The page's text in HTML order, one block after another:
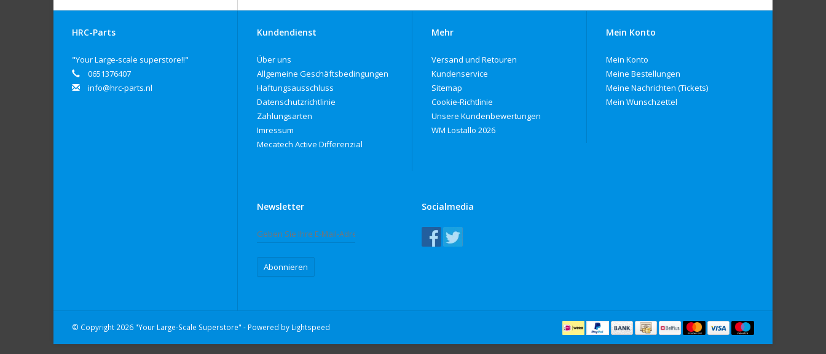
HRC-Parts
"Your Large-scale superstore!!"
0651376407
info@hrc-parts.nl
Kundendienst
Über uns
Allgemeine Geschäftsbedingungen
Haftungsausschluss
Datenschutzrichtlinie
Zahlungsarten
Imressum
Mecatech Active Differenzial
Mehr
Versand und Retouren
Kundenservice
Sitemap
Cookie-Richtlinie
Unsere Kundenbewertungen
WM Lostallo 2026
Mein Konto
Mein Konto
Meine Bestellungen
Meine Nachrichten (Tickets)
Mein Wunschzettel
Newsletter
Abonnieren
Socialmedia
© Copyright 2026 "Your Large-Scale Superstore" - Powered by Lightspeed